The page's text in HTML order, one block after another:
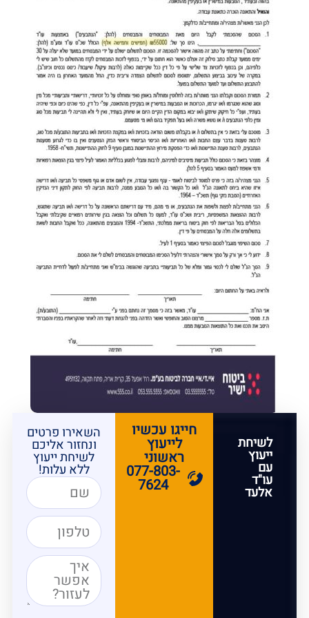
לשיחת
ייעוץ
עם
עו"ד
אלעד
חייגו עכשיו
לייעוץ
ראשוני
077-803-
7624
השאירו פרטים
ונחזור אליכם
לשיחת ייעוץ
ללא עלות!